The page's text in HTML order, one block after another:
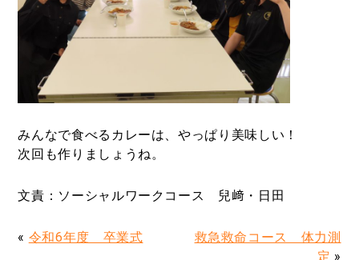
みんなで食べるカレーは、やっぱり美味しい！
次回も作りましょうね。
文責：ソーシャルワークコース 兒﨑・日田
« 令和6年度 卒業式
救急救命コース 体力測
定 »